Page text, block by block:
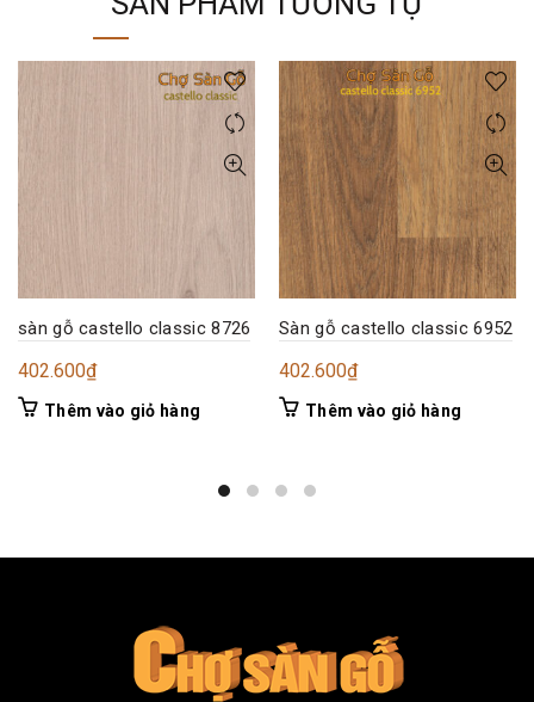
sàn gỗ castello classic 8726
402.600₫
Thêm vào giỏ hàng
Sàn gỗ castello classic 6952
402.600₫
Thêm vào giỏ hàng